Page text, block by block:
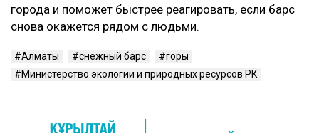
города и поможет быстрее реагировать, если барс
снова окажется рядом с людьми.
Алматы снежный барс
горы
Министерство экологии и природных ресурсов РК